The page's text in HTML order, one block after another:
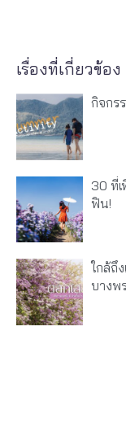
เรื่องที่เกี่ยวข้อง
กิจกร
30 ที่เ
ฟิน!
ใกล้ถึ
บางพ